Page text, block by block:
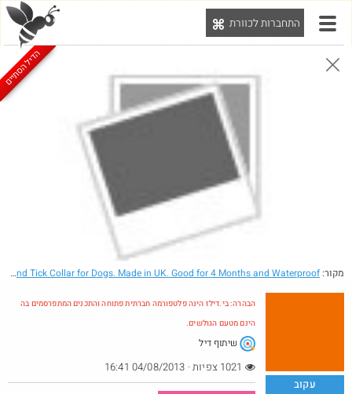
התחברות לכוורת
הבהרה: בי.דילז הינה פלטפורמה חברתית פתוחה והתכנים המתפרסמים בה הינם מטעם הגולשים.
הדילים המעודכנים הדילים החמים
עדכונים מהרשת חדש בכוורת
הדיל הסתיים
מקור:- Flea and Tick Collar for Dogs. Made in UK. Good for 4 Months and Waterproof.
עקוב
הבהרה: בי.דילז הינה פלטפורמה חברתית פתוחה והתכנים המתפרסמים בה
הינם מטעם הגולשים.
שיתוף דיל